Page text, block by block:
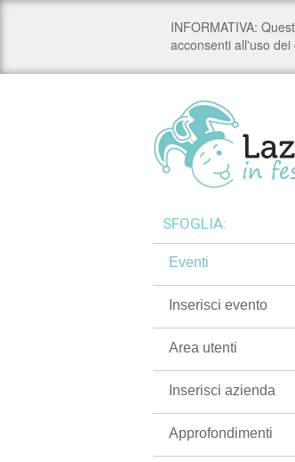
SFOGLIA:
Eventi
Inserisci evento
Area utenti
Inserisci azienda
Approfondimenti